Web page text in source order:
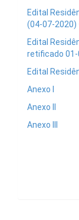
Edital
(04-07-2020)
Edital
retificado 01-
Edital
Anexo I
Anexo II
Anexo III